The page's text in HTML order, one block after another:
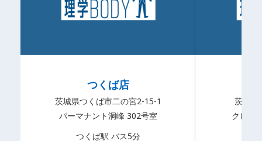
つくば店
茨城県つくば市二の宮2-15-1
パーマナント洞峰 302号室
つくば駅 バス5分
茨城県
クレセ